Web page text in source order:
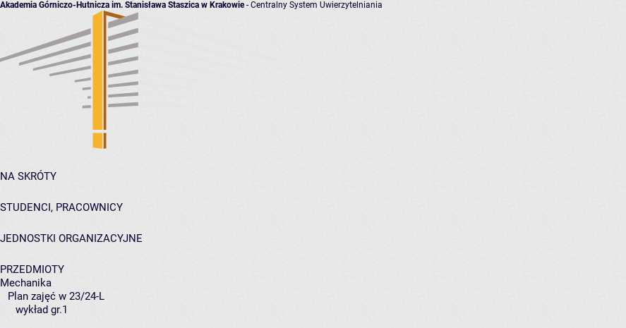
Akademia Górniczo-Hutnicza im. Stanisława Staszica w Krakowie- Centralny System Uwierzytelniania
NA SKRÓTY
STUDENCI, PRACOWNICY
JEDNOSTKI ORGANIZACYJNE
PRZEDMIOTY
Mechanika
Plan zajęć w 23/24-L
wykład gr.1